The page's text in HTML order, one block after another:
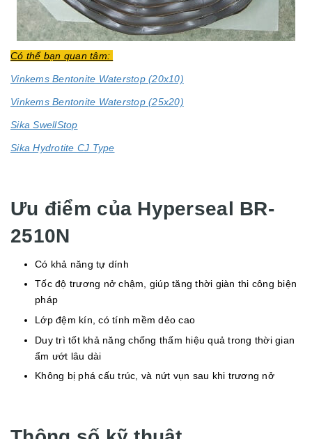
Có thể bạn quan tâm:
Vinkems Bentonite Waterstop (20x10)
Vinkems Bentonite Waterstop (25x20)
Sika SwellStop
Sika Hydrotite CJ Type
Ưu điểm của Hyperseal BR-
2510N
Có khả năng tự dính
Tốc độ trương nở chậm, giúp tăng thời giàn thi công biện
pháp
Lớp đệm kín, có tính mềm dẻo cao
Duy trì tốt khả năng chống thấm hiệu quả trong thời gian
ẩm ướt lâu dài
Không bị phá cấu trúc, và nứt vụn sau khi trương nở